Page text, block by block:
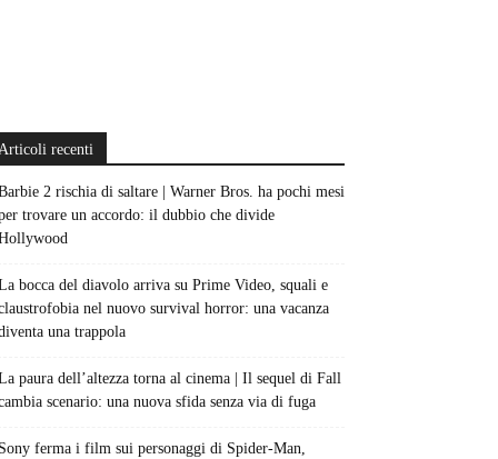
recenti
2 rischia di saltare | Warner Bros. ha pochi mesi
trovare un accordo: il dubbio che divide
bocca del diavolo arriva su Prime Video, squali e
nel nuovo survival horror: una vacanza
una trappola
paura dell’altezza torna al cinema | Il sequel di Fall
scenario: una nuova sfida senza via di fuga
Sony ferma i film sui personaggi di Spider-Man,